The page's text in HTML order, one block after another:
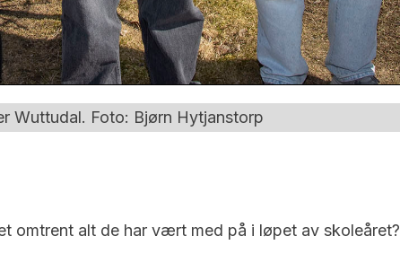
Wuttudal. Foto: Bjørn Hytjanstorp
omtrent alt de har vært med på i løpet av skoleåret?